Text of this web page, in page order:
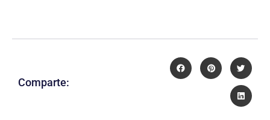
Comparte: